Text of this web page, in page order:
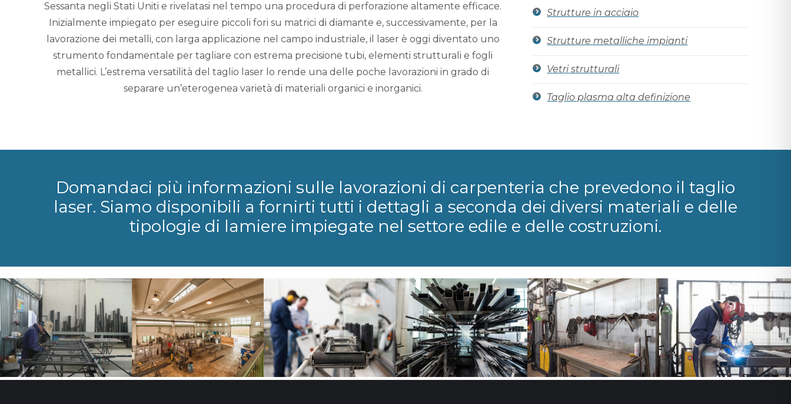
Sessanta negli Stati Uniti e rivelatasi nel tempo una procedura di perforazione altamente efficace.
Inizialmente impiegato per eseguire piccoli fori su matrici di diamante e, successivamente, per la
lavorazione dei metalli, con larga applicazione nel campo industriale, il laser è oggi diventato uno
strumento fondamentale per tagliare con estrema precisione tubi, elementi strutturali e fogli
metallici. L’estrema versatilità del taglio laser lo rende una delle poche lavorazioni in grado di
separare un’eterogenea varietà di materiali organici e inorganici.
Strutture in acciaio
Strutture metalliche impianti
Vetri strutturali
Taglio plasma alta definizione
Domandaci più informazioni sulle lavorazioni di carpenteria che prevedono il taglio
laser. Siamo disponibili a fornirti tutti i dettagli a seconda dei diversi materiali e delle
tipologie di lamiere impiegate nel settore edile e delle costruzioni.